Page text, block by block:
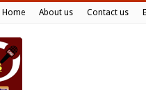
Home About us Contact us